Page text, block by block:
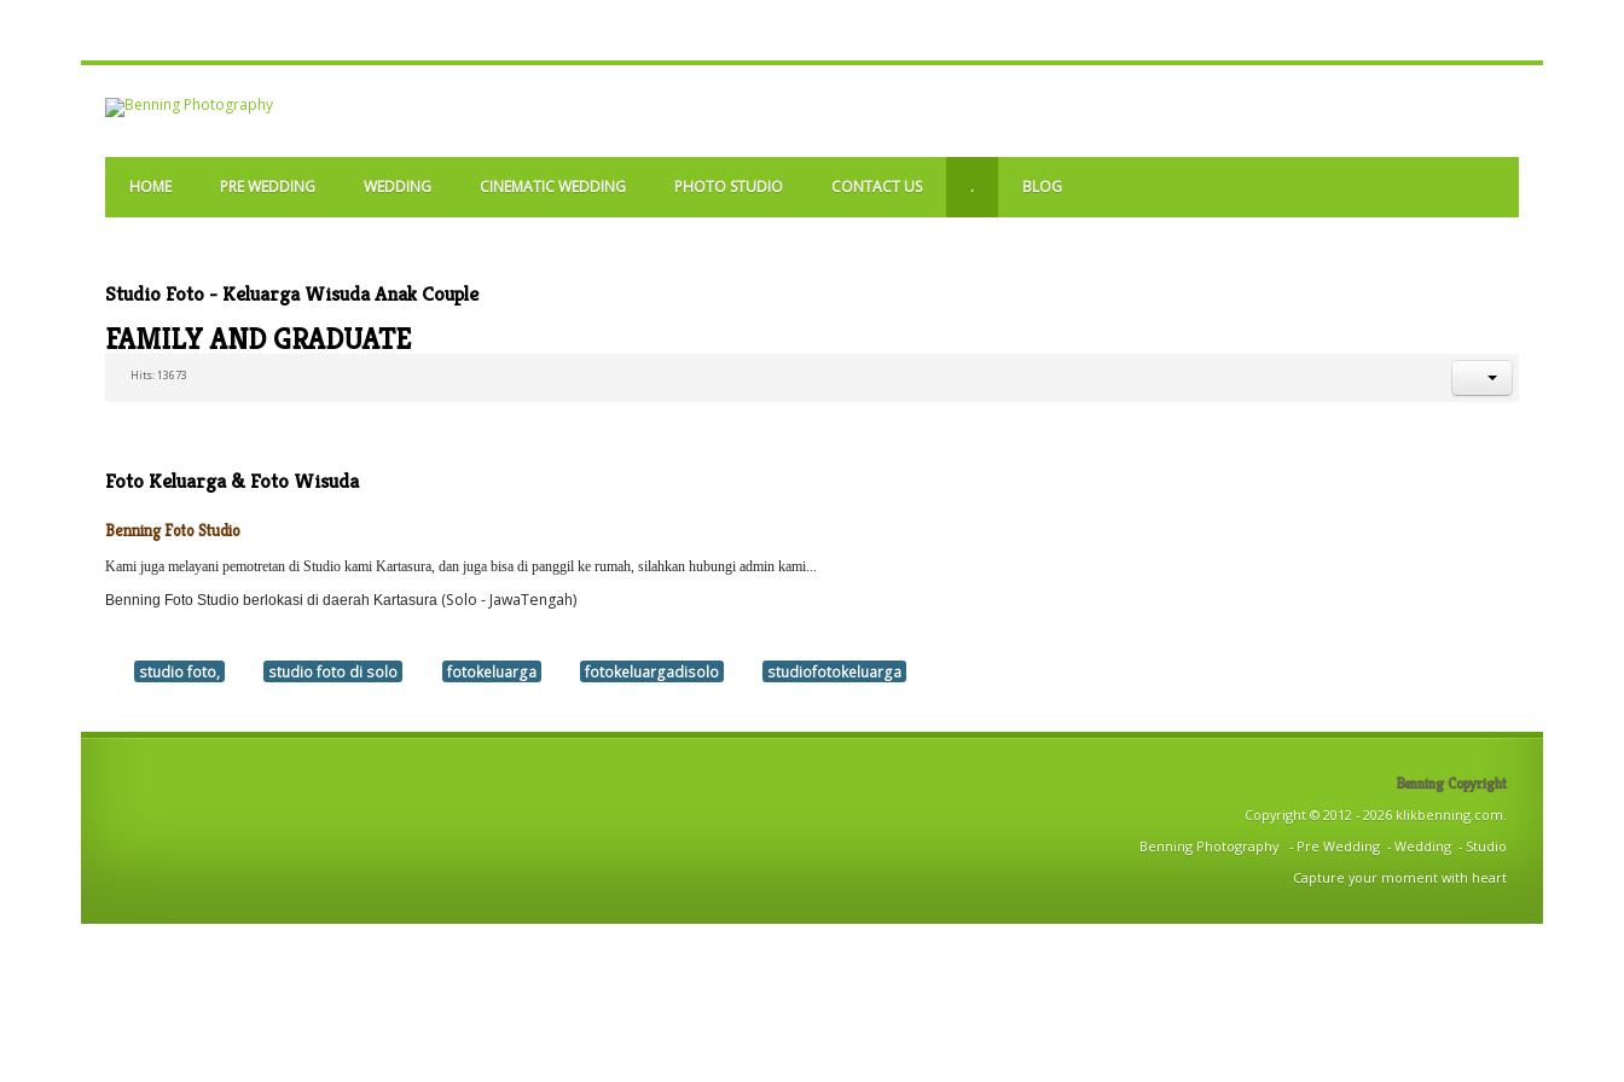
HOME PRE WEDDING WEDDING CINEMATIC WEDDING PHOTO STUDIO CONTACT US . BLOG
Studio Foto - Keluarga Wisuda Anak Couple
FAMILY AND GRADUATE
Hits: 13673
Foto Keluarga & Foto Wisuda
Benning Foto Studio
Kami juga melayani pemotretan di Studio kami Kartasura, dan juga bisa di panggil ke rumah, silahkan hubungi admin kami...
Benning Foto Studio berlokasi di daerah Kartasura (Solo - JawaTengah)
studio foto, studio foto di solo fotokeluarga fotokeluargadisolo studiofotokeluarga
Benning Copyright
Copyright © 2012 - 2026 klikbenning.com.
Benning Photography - Pre Wedding - Wedding - Studio
Capture your moment with heart